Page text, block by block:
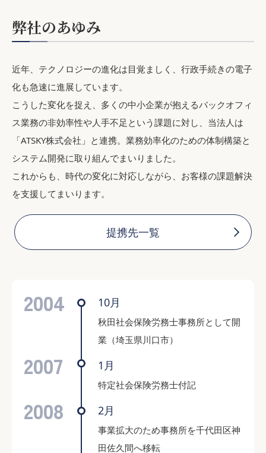
弊社のあゆみ
近年、テクノロジーの進化は目覚ましく、行政手続きの電子
化も急速に進展しています。
こうした変化を捉え、多くの中小企業が抱えるバックオフィ
ス業務の非効率性や人手不足という課題に対し、当法人は
「ATSKY株式会社」と連携。業務効率化のための体制構築と
システム開発に取り組んでまいりました。
これからも、時代の変化に対応しながら、お客様の課題解決
を支援してまいります。
提携先一覧
2004 10月
秋田社会保険労務士事務所として開
業（埼玉県川口市）
2007 1月
特定社会保険労務士付記
2008 2月
事業拡大のため事務所を千代田区神
田佐久間へ移転